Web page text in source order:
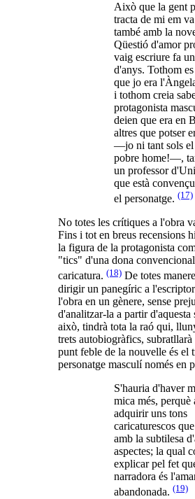
Això que la gent
tracta de mi em
també amb la
Qüestió d'amor
vaig escriure fa
d'anys. Tothom
que jo era
i tothom creia
protagonista
deien que era en
altres que potser
—jo ni tant sols el
pobre home!—,
un professor
que està
el personatge. (17)
No totes les crítiques a l'obra
Fins i tot en breus recensions
la figura de la protagonista
"tics" d'una dona
caricatura. (18) De totes
dirigir un panegíric a
l'obra en un gènere, sense
d'analitzar-la a partir d'aquesta
això, tindrà tota la raó qui,
trets autobiogràfics,
punt feble de la nouvelle és el
personatge masculí només en
S'hauria d'haver
mica més, perquè
adquirir uns tons
caricaturescos
amb la subtilesa
aspectes; la qual
explicar pel fet
narradora és
abandonada. (19)